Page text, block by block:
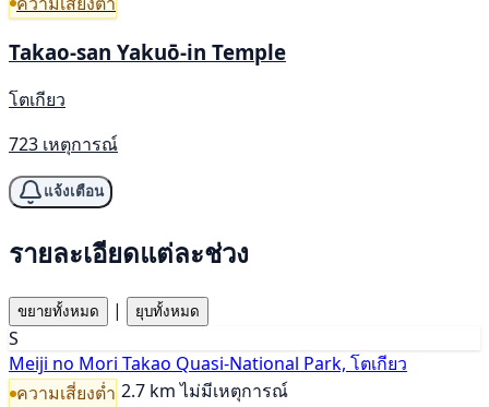
Takao-san Yakuō-in Temple
โตเกียว
723 เหตุการณ์
แจ้งเตือน
รายละเอียดแต่ละช่วง
ขยายทั้งหมด | ยุบทั้งหมด
S
Meiji no Mori Takao Quasi-National Park, โตเกียว
ความเสี่ยงต่ำ 2.7 km ไม่มีเหตุการณ์